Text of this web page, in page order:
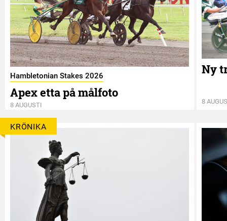
Hambletonian Stakes 2026
Apex etta på målfoto
8 AUGUSTI
Ny
8
KRÖNIKA